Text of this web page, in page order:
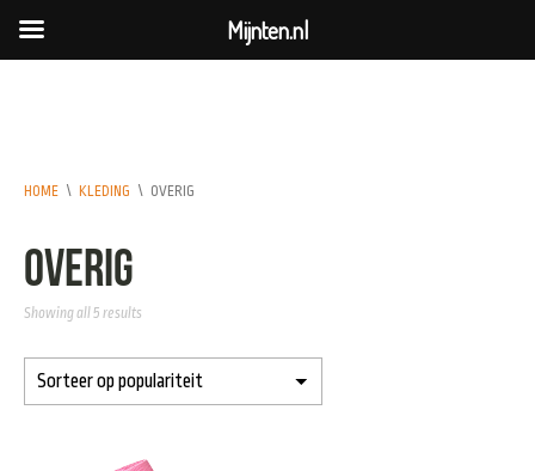
HOME \ KLEDING \ OVERIG
Overig
Showing all 5 results
Mijnten.nl